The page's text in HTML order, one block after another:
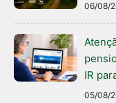
06/08/
IR
05/08/